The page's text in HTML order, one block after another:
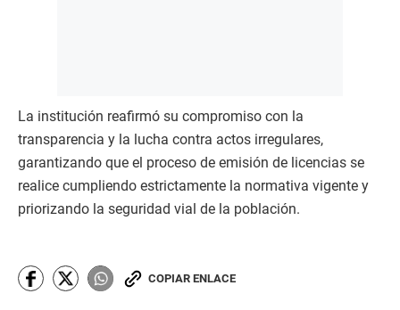
La institución reafirmó su compromiso con la
transparencia y la lucha contra actos irregulares,
garantizando que el proceso de emisión de licencias se
realice cumpliendo estrictamente la normativa vigente y
priorizando la seguridad vial de la población.
COPIAR ENLACE